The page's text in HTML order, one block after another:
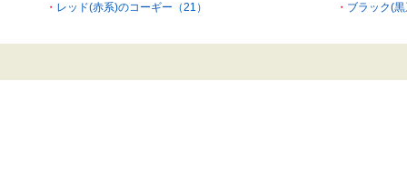
レッド(赤系)のコーギー（21） ブラック(